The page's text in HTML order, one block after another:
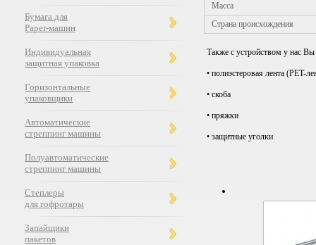
Бумага для
Paper-машин
Индивидуальная
защитная упаковка
Горизонтальные
упаковщики
Автоматические
стреппинг машины
Полуавтоматические
стреппинг машины
Степлеры
для гофротары
Запайщики
пакетов
Масса
Страна происхождения
Также с устройством у нас
• полиэстеровая лента (PET-
• скоба
• пряжки
• защитные уголки